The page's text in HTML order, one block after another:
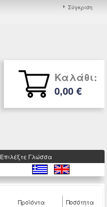
Σύγκριση
Καλάθι:
0,00 €
Eπιλέξτε Γλώσσα
Προϊόντα
Ποσότητα